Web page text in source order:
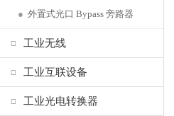
● 外置式光口 Bypass 旁路器
工业无线
工业互联设备
工业光电转换器